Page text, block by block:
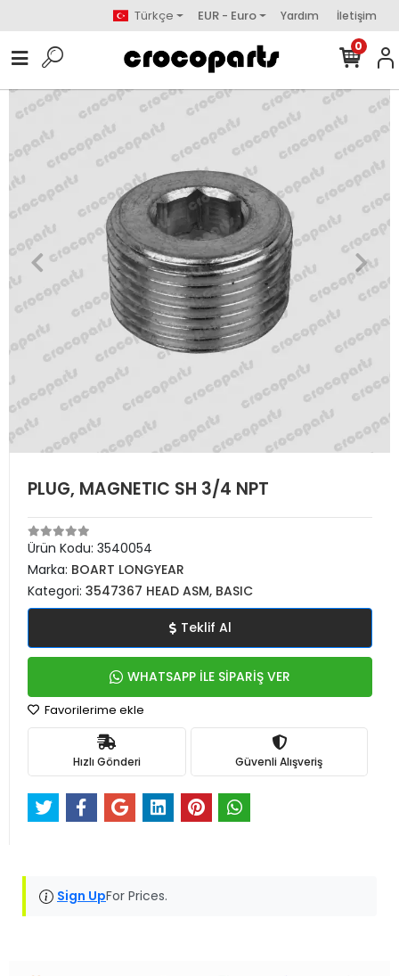
Türkçe EUR - Euro Yardım İletişim
0
PLUG, MAGNETIC SH 3/4 NPT
Ürün Kodu: 3540054
Marka: BOART LONGYEAR
Kategori: 3547367 HEAD ASM, BASIC
Teklif Al
WHATSAPP İLE SİPARİŞ VER
Favorilerime ekle
Hızlı Gönderi Güvenli Alışveriş
Sign UpFor Prices.